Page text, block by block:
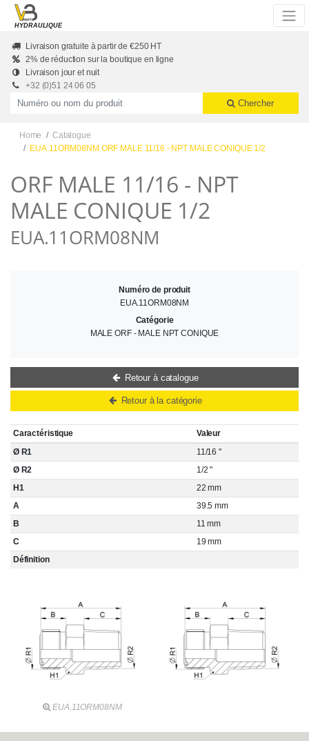
Skip to main content
HYDRAULIQUE
Livraison gratuite à partir de €250 HT
2% de réduction sur la boutique en ligne
Livraison jour et nuit
+32 (0)51 24 06 05
Productnummer of naam
Chercher
Home
Catalogue
EUA.11ORM08NM ORF MALE 11/16 - NPT MALE CONIQUE 1/2
ORF MALE 11/16 - NPT
MALE CONIQUE 1/2
EUA.11ORM08NM
Caractéristique
Valeur
Ø R1
11/16 "
Ø R2
1/2 "
H1
22 mm
A
39.5 mm
B
11 mm
C
19 mm
Définition
EUA.11ORM08NM
Numéro de produit
EUA.11ORM08NM
Catégorie
MALE ORF - MALE NPT CONIQUE
Retour à catalogue
Retour à la catégorie